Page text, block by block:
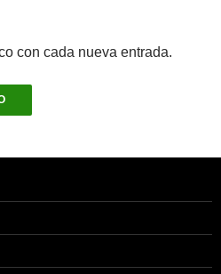
con cada nueva entrada.